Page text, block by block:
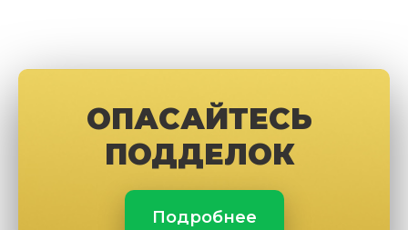
ОПАСАЙТЕСЬ
ПОДДЕЛОК
Подробнее